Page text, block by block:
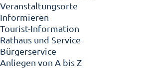
Veranstaltungsorte
Informieren
Tourist-Information
Rathaus und Service
Bürgerservice
Anliegen von A bis Z